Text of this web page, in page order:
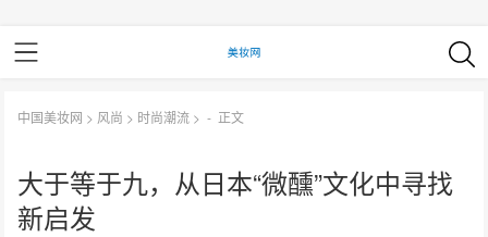
中国美妆网 > 风尚 > 时尚潮流 > - 正文
大于等于九，从日本“微醺”文化中寻找
新启发